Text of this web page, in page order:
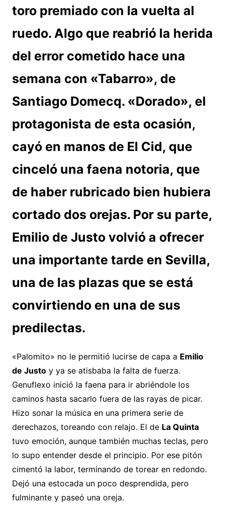
toro premiado con la vuelta al
ruedo. Algo que reabrió la herida
del error cometido hace una
semana con «Tabarro», de
Santiago Domecq. «Dorado», el
protagonista de esta ocasión,
cayó en manos de El Cid, que
cinceló una faena notoria, que
de haber rubricado bien hubiera
cortado dos orejas. Por su parte,
Emilio de Justo volvió a ofrecer
una importante tarde en Sevilla,
una de las plazas que se está
convirtiendo en una de sus
predilectas.
«Palomito» no le permitió lucirse de capa a Emilio
de Justoy ya se atisbaba la falta de fuerza.
Genuflexo inició la faena para ir abriéndole los
caminos hasta sacarlo fuera de las rayas de picar.
Hizo sonar la música en una primera serie de
derechazos, toreando con relajo. El de La Quinta
tuvo emoción, aunque también muchas teclas, pero
lo supo entender desde el principio. Por ese pitón
cimentó la labor, terminando de torear en redondo.
Dejó una estocada un poco desprendida, pero
fulminante y paseó una oreja.